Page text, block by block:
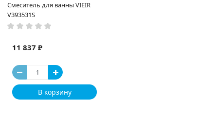
Смеситель для ванны VIEIR
V393531S
11 837 ₽
В корзину